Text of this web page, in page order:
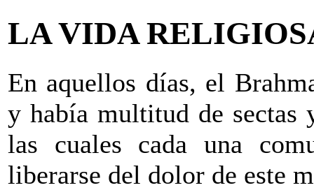
LA VIDA
En aquellos días, el
y había multitud de sectas
las cuales cada una
liberarse del dolor de este